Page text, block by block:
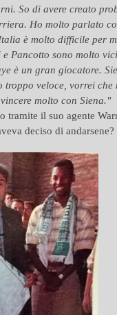
So di avere creato
Ho molto parlato
è molto difficile per
Pancotto sono molto
è un gran giocatore.
veloce, vorrei che
molto con Siena."
il suo agente
deciso di